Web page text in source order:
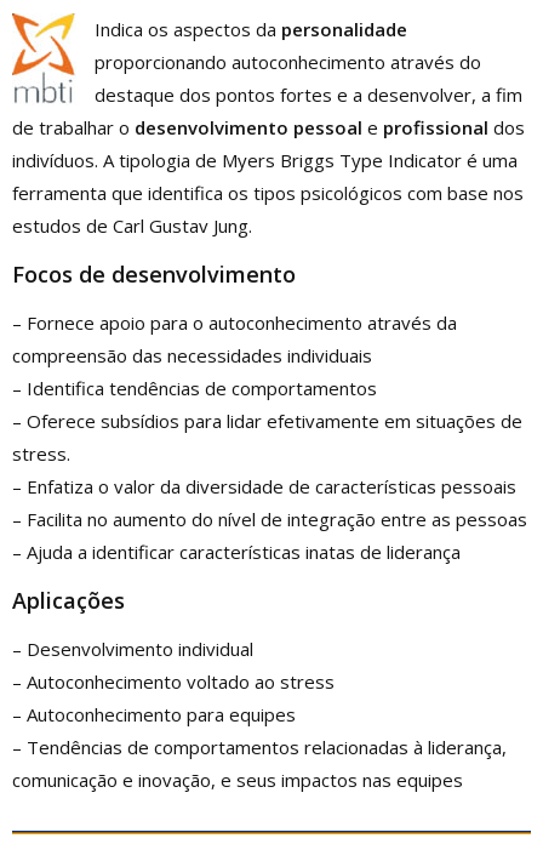
Indica os aspectos da personalidade
proporcionando autoconhecimento através do
destaque dos pontos fortes e a desenvolver, a fim
de trabalhar o desenvolvimento pessoal e profissional dos
indivíduos. A tipologia de Myers Briggs Type Indicator é uma
ferramenta que identifica os tipos psicológicos com base nos
estudos de Carl Gustav Jung.
Focos de desenvolvimento
– Fornece apoio para o autoconhecimento através da
compreensão das necessidades individuais
– Identifica tendências de comportamentos
– Oferece subsídios para lidar efetivamente em situações de
stress.
– Enfatiza o valor da diversidade de características pessoais
– Facilita no aumento do nível de integração entre as pessoas
– Ajuda a identificar características inatas de liderança
Aplicações
– Desenvolvimento individual
– Autoconhecimento voltado ao stress
– Autoconhecimento para equipes
– Tendências de comportamentos relacionadas à liderança,
comunicação e inovação, e seus impactos nas equipes